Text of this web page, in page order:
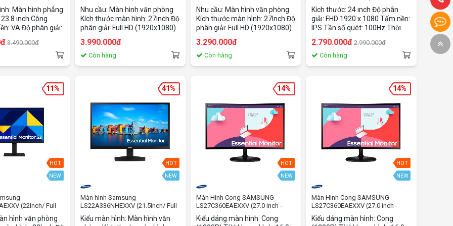
Màn hình phẳng
inch Công
VA Độ phân giải:
Thời gian đáp
Tốc độ làm mới:
kết nối: VGA
HDMI
3.490.000đ
100HZ/ 300cd/m2/ PLS)
Nhu cầu: Màn hình văn phòng
Kích thước màn hình: 27Inch Độ
phân giải: Full HD (1920x1080)
quét: 100HZ Độ sáng:
300cd/m2
3.990.000đ
Còn hàng
inch/FHD/IPS/100Hz/5ms)
Nhu cầu: Màn hình văn phòng
Kích thước màn hình: 27Inch Độ
phân giải: Full HD (1920x1080)
quét: 100HZ Độ sáng:
250cd/m2
3.290.000đ
Còn hàng
Kích thước: 24 inch Độ phân
giải: FHD 1920 x 1080 Tấm nền:
IPS Tần số quét: 100Hz Thời
sáng: 250 nits Tỉ lệ tương phản:
1000:1 Tương thích ngàm
2.790.000đ 2.990.000đ
Còn hàng
HOT
NEW
(22Inch/ Full
m2/ IPS)
hình văn phòng
11%
HOT
NEW
Màn hình Samsung
LS22A336NHEXXV (21.5Inch/ Full
HD (1920x1080)/ 4ms/ 60HZ/
250cd/m2/ VA)
Kiểu màn hình: Màn hình văn
41%
HOT
NEW
Màn Hình Cong SAMSUNG
LS27C360EAEXXV (27.0 inch -
FHD - VA - 75Hz - 4ms - FreeSync)
Kiểu dáng màn hình: Cong
14%
HOT
NEW
Màn Hình Cong SAMSUNG
LS27C360EAEXXV (27.0 inch -
FHD - VA - 75Hz - 4ms - FreeSync)
Kiểu dáng màn hình: Cong
14%